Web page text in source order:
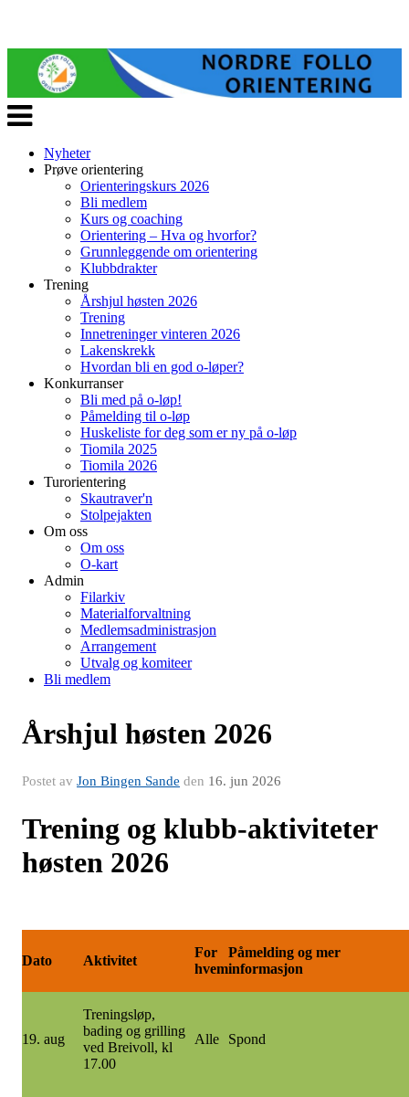
Veksle
navigasjon
Nyheter
Prøve orientering
Orienteringskurs 2026
Bli medlem
Kurs og coaching
Orientering – Hva og hvorfor?
Grunnleggende om orientering
Klubbdrakter
Trening
Årshjul høsten 2026
Trening
Innetreninger vinteren 2026
Lakenskrekk
Hvordan bli en god o-løper?
Konkurranser
Bli med på o-løp!
Påmelding til o-løp
Huskeliste for deg som er ny på o-løp
Tiomila 2025
Tiomila 2026
Turorientering
Skautraver'n
Stolpejakten
Om oss
Om oss
O-kart
Admin
Filarkiv
Materialforvaltning
Medlemsadministrasjon
Arrangement
Utvalg og komiteer
Bli medlem
Årshjul høsten 2026
Postet av Jon Bingen Sande den 16. jun 2026
Trening og klubb-aktiviteter
høsten 2026
Dato Aktivitet
For
hvem
Påmelding og mer
informasjon
19. aug
Treningsløp,
bading og grilling
ved Breivoll, kl
17.00
Alle Spond